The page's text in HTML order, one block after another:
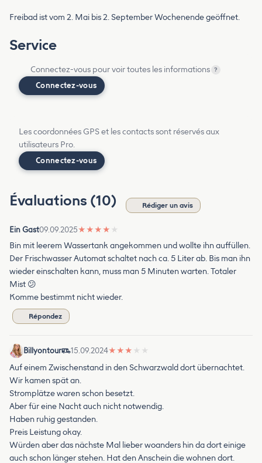
Freibad ist vom 2. Mai bis 2. September Wochenende geöffnet.
Service
Connectez-vous pour voir toutes les informations ?
Connectez-vous
Les coordonnées GPS et les contacts sont réservés aux
utilisateurs Pro.
Connectez-vous
Évaluations (10) Rédiger un avis
Ein Gast09.09.2025★ ★ ★ ★ ★
Bin mit leerem Wassertank angekommen und wollte ihn auffüllen.
Der Frischwasser Automat schaltet nach ca. 5 Liter ab. Bis man ihn
wieder einschalten kann, muss man 5 Minuten warten. Totaler
Mist 😕
Komme bestimmt nicht wieder.
Répondez
Billyontour 15.09.2024★ ★ ★ ★ ★
Auf einem Zwischenstand in den Schwarzwald dort übernachtet.
Wir kamen spät an.
Stromplätze waren schon besetzt.
Aber für eine Nacht auch nicht notwendig.
Haben ruhig gestanden.
Preis Leistung okay.
Würden aber das nächste Mal lieber woanders hin da dort einige
auch schon länger stehen. Hat den Anschein die wohnen dort.